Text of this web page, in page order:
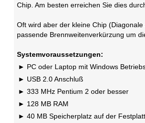
Chip. Am besten erreichen Sie dies
Oft wird aber der kleine Chip
passende Brennweitenverkürzung um
Systemvoraussetzungen:
PC oder Laptop mit Windows
USB 2.0 Anschluß
333 MHz Pentium 2 oder besser
128 MB RAM
40 MB Speicherplatz auf der